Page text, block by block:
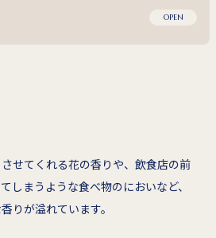
OPEN
せてくれる花の香りや、飲食店の前
しまうような食べ物のにおいなど、
りが溢れています。